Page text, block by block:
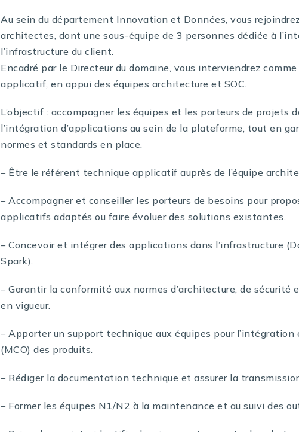
Au sein du département Innovation et Données, vous
architectes, dont une sous-équipe de 3 personnes dédiée à
l’infrastructure du client.
Encadré par le Directeur du domaine, vous interviendrez
applicatif, en appui des équipes architecture et SOC.
L’objectif : accompagner les équipes et les porteurs de projets
l’intégration d’applications au sein de la plateforme, tout en
normes et standards en place.
– Être le référent technique applicatif auprès de l’équipe
– Accompagner et conseiller les porteurs de besoins pour
applicatifs adaptés ou faire évoluer des solutions existantes.
– Concevoir et intégrer des applications dans l’infrastructure
Spark).
– Garantir la conformité aux normes d’architecture, de sécurité
en vigueur.
– Apporter un support technique aux équipes pour
(MCO) des produits.
– Rédiger la documentation technique et assurer la
– Former les équipes N1/N2 à la maintenance et au suivi des